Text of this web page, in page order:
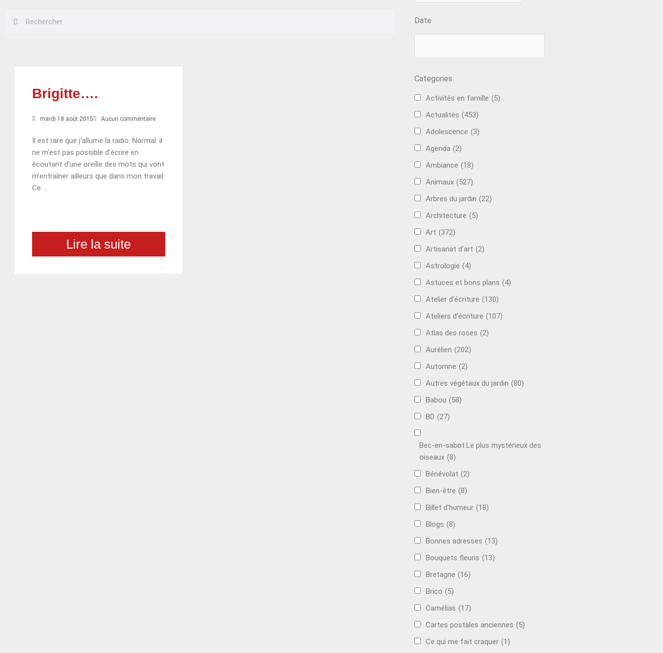
Brigitte….
mardi 18 août 2015 Aucun commentaire
Il est rare que j’allume la radio. Normal: il
ne m’est pas possible d’écrire en
écoutant d’une oreille des mots qui vont
m’entraîner ailleurs que dans mon travail.
Ce …
Lire la suite
Date
Categories
Activités en famille (5)
Actualités (453)
Adolescence (3)
Agenda (2)
Ambiance (18)
Animaux (527)
Arbres du jardin (22)
Architecture (5)
Art (372)
Artisanat d'art (2)
Astrologie (4)
Astuces et bons plans (4)
Atelier d'écriture (130)
Ateliers d'écriture (107)
Atlas des roses (2)
Aurélien (202)
Automne (2)
Autres végétaux du jardin (80)
Babou (58)
BD (27)
Bec-en-sabot:Le plus mystérieux des
oiseaux (8)
Bénévolat (2)
Bien-être (8)
Billet d'humeur (18)
Blogs (8)
Bonnes adresses (13)
Bouquets fleuris (13)
Bretagne (16)
Brico (5)
Camélias (17)
Cartes postales anciennes (5)
Ce qui me fait craquer (1)